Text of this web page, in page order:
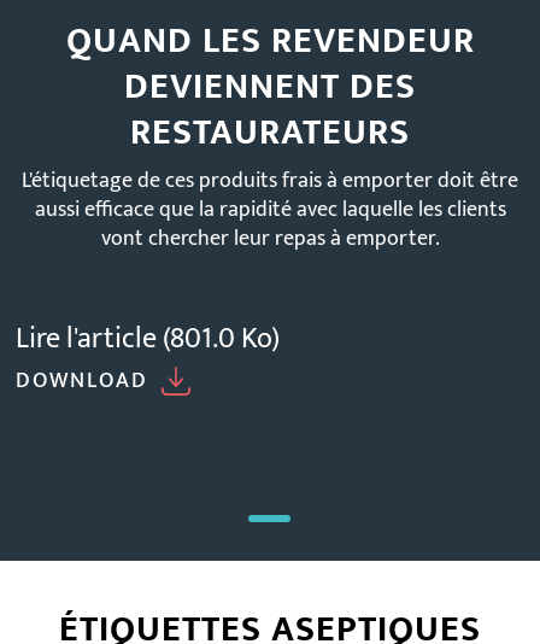
QUAND LES REVENDEUR
DEVIENNENT DES
RESTAURATEURS
L'étiquetage de ces produits frais à emporter doit être
aussi efficace que la rapidité avec laquelle les clients
vont chercher leur repas à emporter.
Lire l'article(801.0 Ko)
DOWNLOAD
ÉTIQUETTES ASEPTIQUES